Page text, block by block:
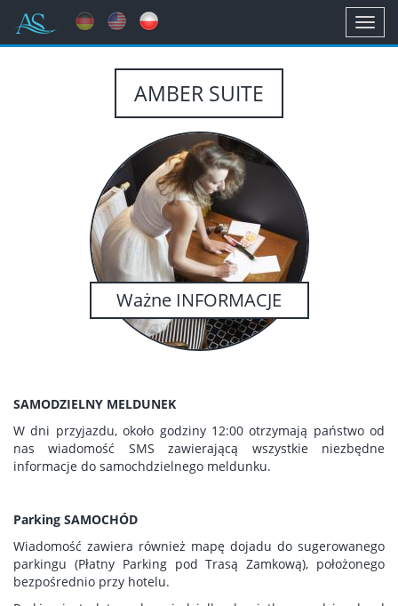
AMBER SUITE
Ważne INFORMACJE
SAMODZIELNY MELDUNEK
W dni przyjazdu, około godziny 12:00 otrzymają państwo od
nas wiadomość SMS zawierającą wszystkie niezbędne
informacje do samochdzielnego meldunku.
Parking SAMOCHÓD
Wiadomość zawiera również mapę dojadu do sugerowanego
parkingu (Płatny Parking pod Trasą Zamkową), położonego
bezpośrednio przy hotelu.